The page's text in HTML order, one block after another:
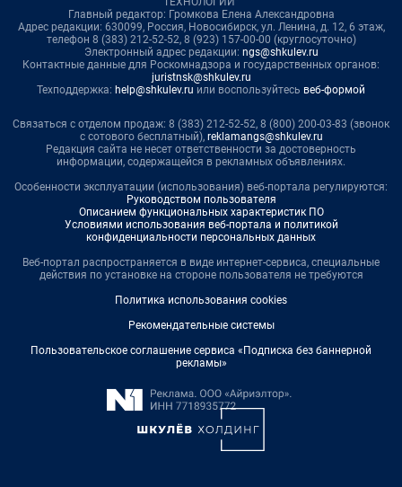
Главный редактор: Громкова Елена Александровна
Адрес редакции: 630099, Россия, Новосибирск, ул. Ленина, д. 12, 6 этаж,
телефон 8 (383) 212-52-52, 8 (923) 157-00-00 (круглосуточно)
Электронный адрес редакции: ngs@shkulev.ru
Контактные данные для Роскомнадзора и государственных органов:
juristnsk@shkulev.ru
Техподдержка: help@shkulev.ru или воспользуйтесь веб-формой
Связаться с отделом продаж: 8 (383) 212-52-52, 8 (800) 200-03-83 (звонок
с сотового бесплатный), reklamangs@shkulev.ru
Редакция сайта не несет ответственности за достоверность
информации, содержащейся в рекламных объявлениях.
Особенности эксплуатации (использования) веб-портала регулируются:
Руководством пользователя
Описанием функциональных характеристик ПО
Условиями использования веб-портала и политикой
конфиденциальности персональных данных
Веб-портал распространяется в виде интернет-сервиса, специальные
действия по установке на стороне пользователя не требуются
Политика использования cookies
Рекомендательные системы
Пользовательское соглашение сервиса «Подписка без баннерной
рекламы»